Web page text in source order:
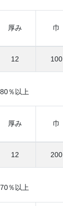
厚み 巾
12 100
％以上
厚み 巾
12 200
％以上